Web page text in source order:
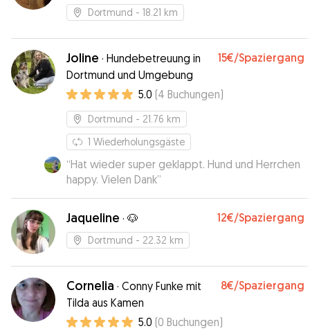
Cats & 1 Dog
Dortmund - 18.21 km
Joline · Hundebetreuung in
Dortmund und Umgebung
15€/Spaziergang
5.0 (4 Buchungen)
Dortmund - 21.76 km
1 Wiederholungsgäste
“Hat wieder super geklappt. Hund und Herrchen
happy. Vielen Dank”
Jaqueline · 🐶 12€/Spaziergang
Dortmund - 22.32 km
Cornelia · Conny Funke mit
Tilda aus Kamen
8€/Spaziergang
5.0 (0 Buchungen)